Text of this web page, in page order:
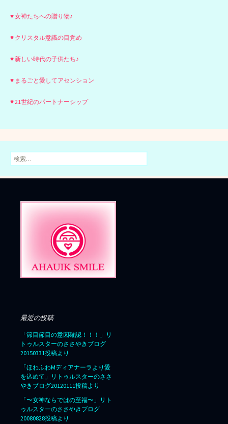
♥ 女神たちへの贈り物♪
♥ クリスタル意識の目覚め
♥ 新しい時代の子供たち♪
♥ まるごと愛してアセンション
♥ 21世紀のパートナーシップ
検
索:
最近の投稿
「節目節目の意図確認！！！」リ
トゥルスターのささやきブログ
20150331投稿より
「ほわふわMディアナーラより愛
を込めて」リトゥルスターのささ
やきブログ20120111投稿より
「〜女神ならではの至福〜」リト
ゥルスターのささやきブログ
20080828投稿より